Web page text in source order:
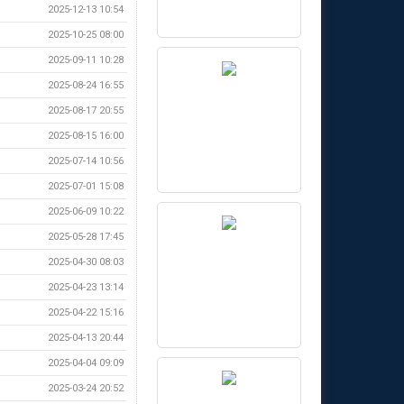
2025-12-13 10:54
2025-10-25 08:00
2025-09-11 10:28
2025-08-24 16:55
2025-08-17 20:55
2025-08-15 16:00
2025-07-14 10:56
2025-07-01 15:08
2025-06-09 10:22
2025-05-28 17:45
2025-04-30 08:03
2025-04-23 13:14
2025-04-22 15:16
2025-04-13 20:44
2025-04-04 09:09
2025-03-24 20:52